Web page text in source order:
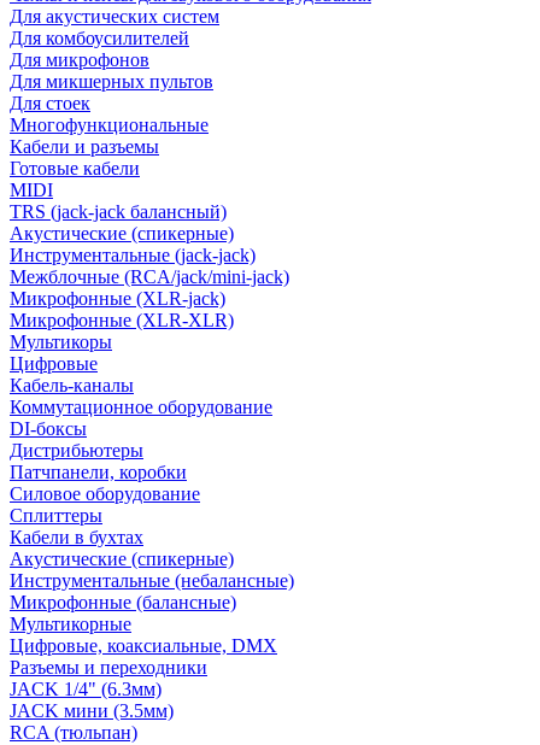
Для акустических систем
Для комбоусилителей
Для микрофонов
Для микшерных пультов
Для стоек
Многофункциональные
Кабели и разъемы
Готовые кабели
MIDI
TRS (jack-jack балансный)
Акустические (спикерные)
Инструментальные (jack-jack)
Межблочные (RCA/jack/mini-jack)
Микрофонные (XLR-jack)
Микрофонные (XLR-XLR)
Мультикоры
Цифровые
Кабель-каналы
Коммутационное оборудование
DI-боксы
Дистрибьютеры
Патчпанели, коробки
Силовое оборудование
Сплиттеры
Кабели в бухтах
Акустические (спикерные)
Инструментальные (небалансные)
Микрофонные (балансные)
Мультикорные
Цифровые, коаксиальные, DMX
Разъемы и переходники
JACK 1/4" (6.3мм)
JACK мини (3.5мм)
RCA (тюльпан)